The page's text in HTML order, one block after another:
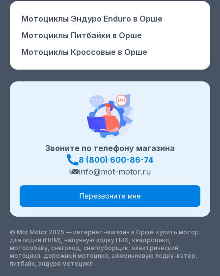
Звоните по телефону магазина
8 (800) 600-86-74
info@mot-motor.ru
Перезвоните мне
Мотоциклы Эндуро Enduro в Орше
Мотоциклы Питбайки в Орше
Мотоциклы Кроссовые в Орше
© Mot Motor 2025 — интернет-магазин в Орше: купить мотор
для лодки (ПЛМ), надувную лодку ПВХ, квадроцикл,
мотособаку, снегоход, снегоуборщик, электрический
мотоцикл, дорожный мотоцикл, алюминиевую лодку-катер,
питбайк, эндуро мотоцикл